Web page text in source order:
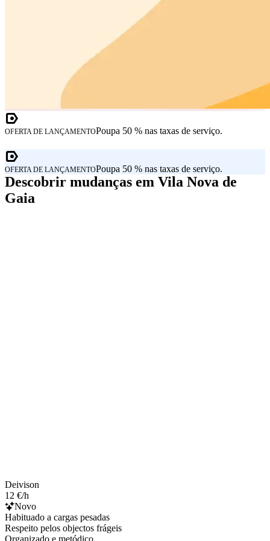
OFERTA DE LANÇAMENTOPoupa 50 % nas taxas de serviço.
OFERTA DE LANÇAMENTOPoupa 50 % nas taxas de serviço.
Descobrir mudanças em Vila Nova de
Gaia
Deivison
12 €/h
Novo
Habituado a cargas pesadas
Respeito pelos objectos frágeis
Organizado e metódico